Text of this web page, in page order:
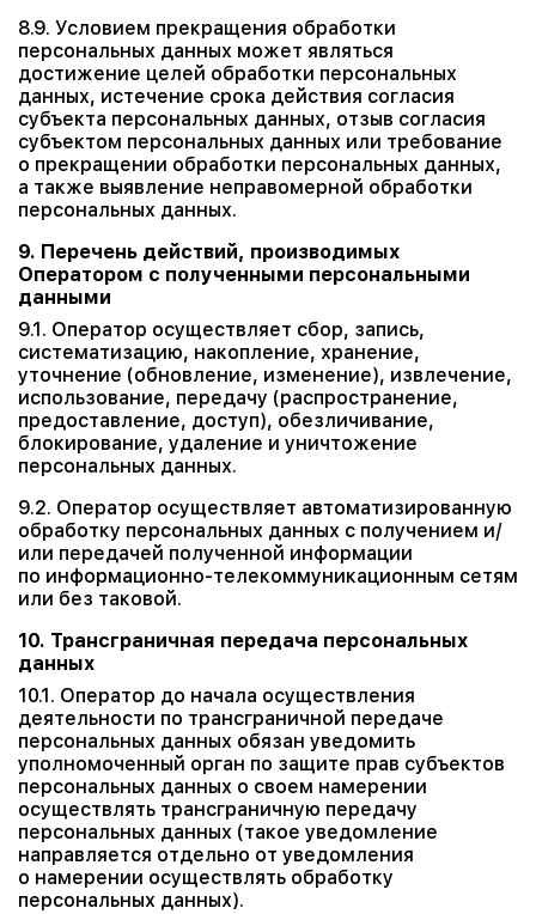
8.9. Условием прекращения обработки
персональных данных может являться
достижение целей обработки персональных
данных, истечение срока действия согласия
субъекта персональных данных, отзыв согласия
субъектом персональных данных или требование
о прекращении обработки персональных данных,
а также выявление неправомерной обработки
персональных данных.
9. Перечень действий, производимых
Оператором с полученными персональными
данными
9.1. Оператор осуществляет сбор, запись,
систематизацию, накопление, хранение,
уточнение (обновление, изменение), извлечение,
использование, передачу (распространение,
предоставление, доступ), обезличивание,
блокирование, удаление и уничтожение
персональных данных.
9.2. Оператор осуществляет автоматизированную
обработку персональных данных с получением и/
или передачей полученной информации
по информационно-телекоммуникационным сетям
или без таковой.
10. Трансграничная передача персональных
данных
10.1. Оператор до начала осуществления
деятельности по трансграничной передаче
персональных данных обязан уведомить
уполномоченный орган по защите прав субъектов
персональных данных о своем намерении
осуществлять трансграничную передачу
персональных данных (такое уведомление
направляется отдельно от уведомления
о намерении осуществлять обработку
персональных данных).